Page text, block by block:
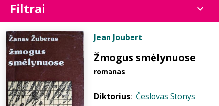
Filtrai
Jean Joubert
Žmogus smėlynuose
romanas
Diktorius: Česlovas Stonys